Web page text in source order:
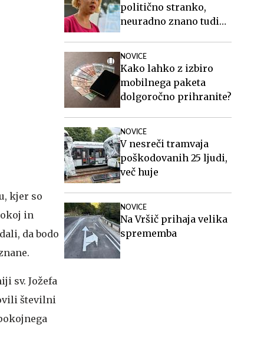
kjer so
in
da bodo
sv. Jožefa
številni
politično stranko,
neuradno znano tudi
NOVICE
Kako lahko z izbiro
mobilnega paketa
dolgoročno prihranite?
NOVICE
V nesreči tramvaja
poškodovanih 25 ljudi,
več huje
NOVICE
Na Vršič prihaja velika
sprememba